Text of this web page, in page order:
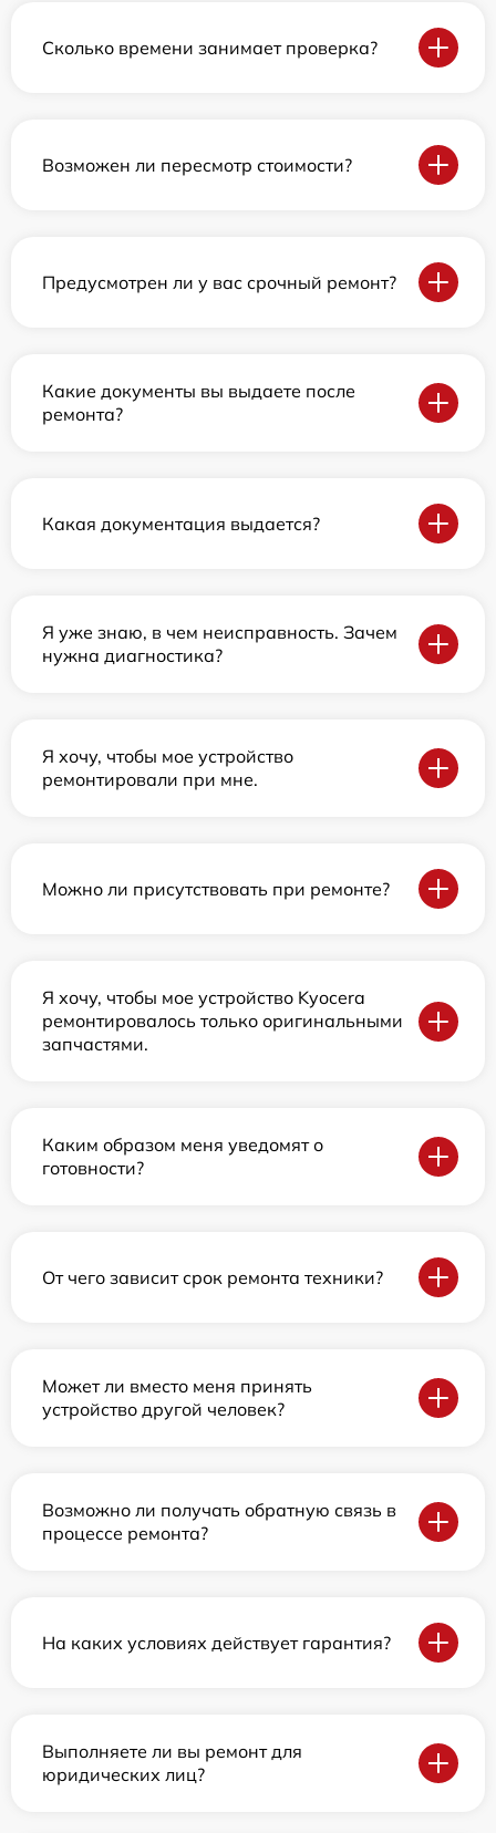
Сколько времени занимает проверка?
Возможен ли пересмотр стоимости?
Предусмотрен ли у вас срочный ремонт?
Какие документы вы выдаете после
ремонта?
Какая документация выдается?
Я уже знаю, в чем неисправность. Зачем
нужна диагностика?
Я хочу, чтобы мое устройство
ремонтировали при мне.
Можно ли присутствовать при ремонте?
Я хочу, чтобы мое устройство Kyocera
ремонтировалось только оригинальными
запчастями.
Каким образом меня уведомят о
готовности?
От чего зависит срок ремонта техники?
Может ли вместо меня принять
устройство другой человек?
Возможно ли получать обратную связь в
процессе ремонта?
На каких условиях действует гарантия?
Выполняете ли вы ремонт для
юридических лиц?